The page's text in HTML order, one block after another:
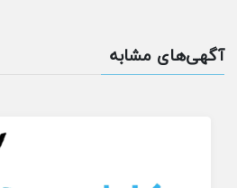
آگهی‌های مشابه